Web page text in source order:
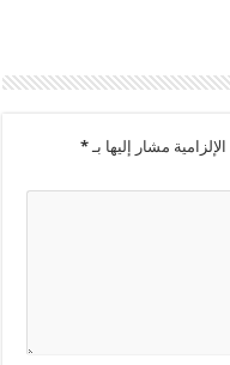
مشار إليها بـ*